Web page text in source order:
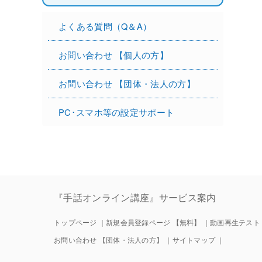
よくある質問（Q＆A）
お問い合わせ 【個人の方】
お問い合わせ 【団体・法人の方】
PC･スマホ等の設定サポート
『手話オンライン講座』サービス案内
トップページ ｜ 新規会員登録ページ 【無料】 ｜動画再生テスト
お問い合わせ 【団体・法人の方】
｜ サイトマップ｜